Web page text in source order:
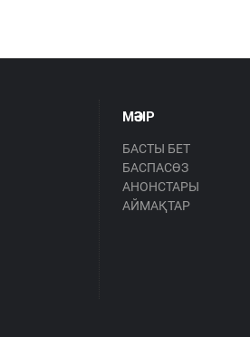
МӘЗІР
БАСТЫ БЕТ
БАСПАСӨЗ
АНОНСТАРЫ
АЙМАҚТАР